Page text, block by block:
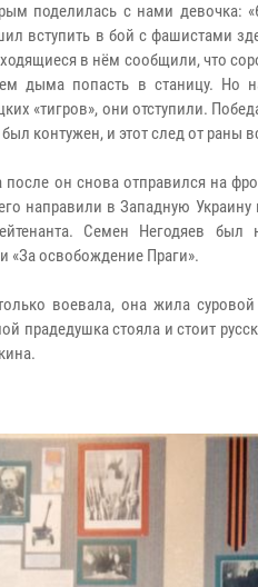
поделилась с нами девочка:
вступить в бой с фашистами
в нём сообщили, что
дыма попасть в станицу. Но
«тигров», они отступили.
контужен, и этот след от
он снова отправился на
направили в Западную Украину
Семен Негодяев был
«За освобождение Праги».
воевала, она жила
прадедушка стояла и стоит